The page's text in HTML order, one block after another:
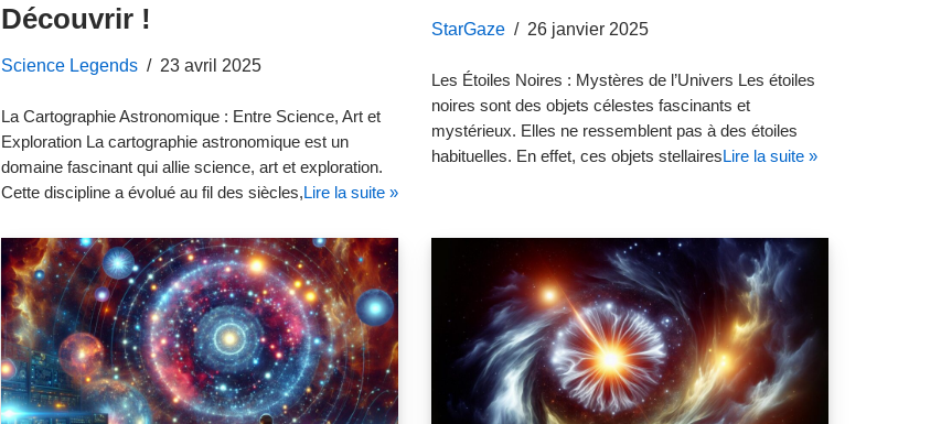
Découvrir !
Science Legends 23 avril 2025
La Cartographie Astronomique : Entre Science, Art et
Exploration La cartographie astronomique est un
domaine fascinant qui allie science, art et exploration.
Cette discipline a évolué au fil des siècles,Lire la suite »
StarGaze 26 janvier 2025
Les Étoiles Noires : Mystères de l’Univers Les étoiles
noires sont des objets célestes fascinants et
mystérieux. Elles ne ressemblent pas à des étoiles
habituelles. En effet, ces objets stellairesLire la suite »